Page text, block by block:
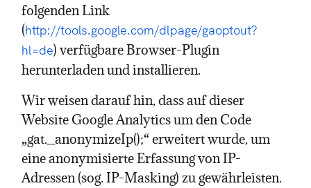
folgenden Link
(http://tools.google.com/dlpage/gaoptout?
hl=de) verfügbare Browser-Plugin
herunterladen und installieren.
Wir weisen darauf hin, dass auf dieser
Website Google Analytics um den Code
„gat._anonymizeIp();“ erweitert wurde, um
eine anonymisierte Erfassung von IP-
Adressen (sog. IP-Masking) zu gewährleisten.